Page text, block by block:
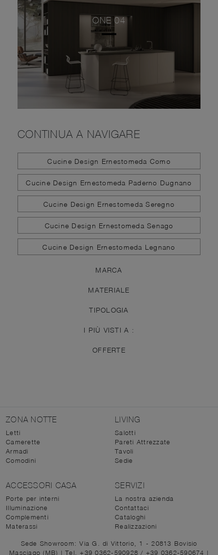
ONE 04
CONTINUA A NAVIGARE
Cucine Design Ernestomeda Como
Cucine Design Ernestomeda Paderno Dugnano
Cucine Design Ernestomeda Seregno
Cucine Design Ernestomeda Senago
Cucine Design Ernestomeda Legnano
MARCA
MATERIALE
TIPOLOGIA
I PIÙ VISTI A :
OFFERTE
ZONA NOTTE
Letti
Camerette
Armadi
Comodini
LIVING
Salotti
Pareti Attrezzate
Tavoli
Sedie
ACCESSORI CASA
Porte per interni
Illuminazione
Complementi
Materassi
SERVIZI
La nostra azienda
Contattaci
Cataloghi
Realizzazioni
Sede Showroom: Via G. di Vittorio, 1 - 20813 Bovisio
Masciago (MB) | Tel. +39 0362-590928/ +39 0362-590674 |